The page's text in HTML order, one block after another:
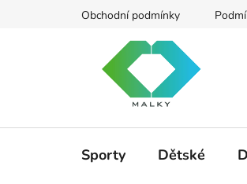
Obchodní podmínky
Sporty Dětské